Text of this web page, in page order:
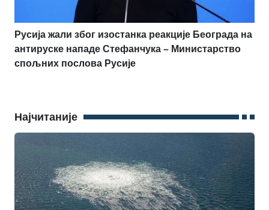
Русија жали због изостанка реакције Београда на
антируске нападе Стефанчука – Министарство
спољних послова Русије
Најчитаније